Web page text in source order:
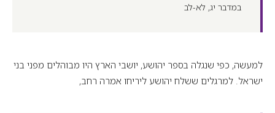
במדבר יג, לא-לב
למעשה, כפי שנגלה בספר יהושע, יושבי הארץ היו מבוהלים מפני בני
ישראל. למרגלים ששלח יהושע ליריחו אמרה רחב,